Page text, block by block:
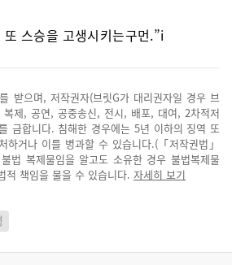
스승을 고생시키는구먼.”i
받으며, 저작권자(브릿G가 대리권자일 경우 브
제, 공연, 공중송신, 전시, 배포, 대여, 2차적저
금합니다. 침해한 경우에는 5년 이하의 징역 또
하거나 이를 병과할 수 있습니다.(「저작권법」
법 복제물임을 알고도 소유한 경우 불법복제물
적 책임을 물을 수 있습니다. 자세히 보기